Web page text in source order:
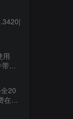
用
有
20
在线